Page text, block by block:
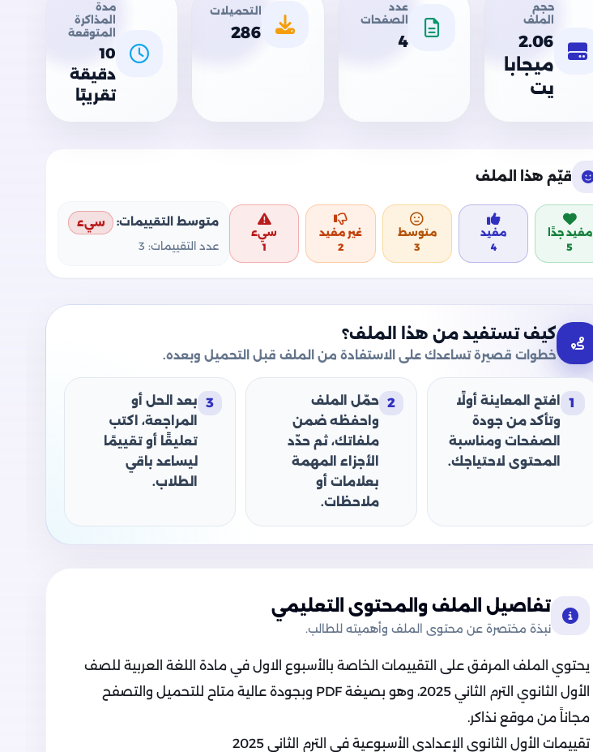
حجم
الملف
2.06
ميجابا
يت
عدد
الصفحات
4
التحميلات
286
مدة
المذاكرة
المتوقعة
10
دقيقة
تقريبًا
قيّم هذا الملف
مفيد جدًا
5
مفيد
4
متوسط
3
غير مفيد
2
سيء
1
متوسط التقييمات:
سيء
عدد التقييمات: 3
كيف تستفيد من هذا الملف؟
خطوات قصيرة تساعدك على الاستفادة من الملف قبل التحميل وبعده.
1
افتح المعاينة أولًا
وتأكد من جودة
الصفحات ومناسبة
المحتوى لاحتياجك.
2 حمّل الملف
واحفظه ضمن
ملفاتك، ثم حدّد
الأجزاء المهمة
بعلامات أو
ملاحظات.
3
بعد الحل أو
المراجعة، اكتب
تعليقًا أو تقييمًا
ليساعد باقي
الطلاب.
تفاصيل الملف والمحتوى التعليمي
نبذة مختصرة عن محتوى الملف وأهميته للطالب.
يحتوي الملف المرفق على التقييمات الخاصة بالأسبوع الاول في مادة اللغة العربية للصف
الأول الثانوي الترم الثاني 2025، وهو بصيغة PDF وبجودة عالية متاح للتحميل والتصفح
مجاناً من موقع نذاكر.
تقييمات الأول الثانوي الإعدادي الأسبوعية في الترم الثاني 2025